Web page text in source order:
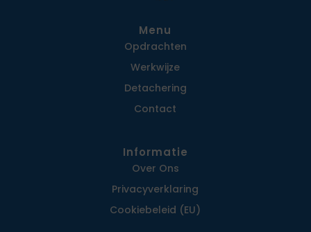
Menu
Opdrachten
Werkwijze
Detachering
Contact
Informatie
Over Ons
Privacy­verklaring
Cookiebeleid (EU)